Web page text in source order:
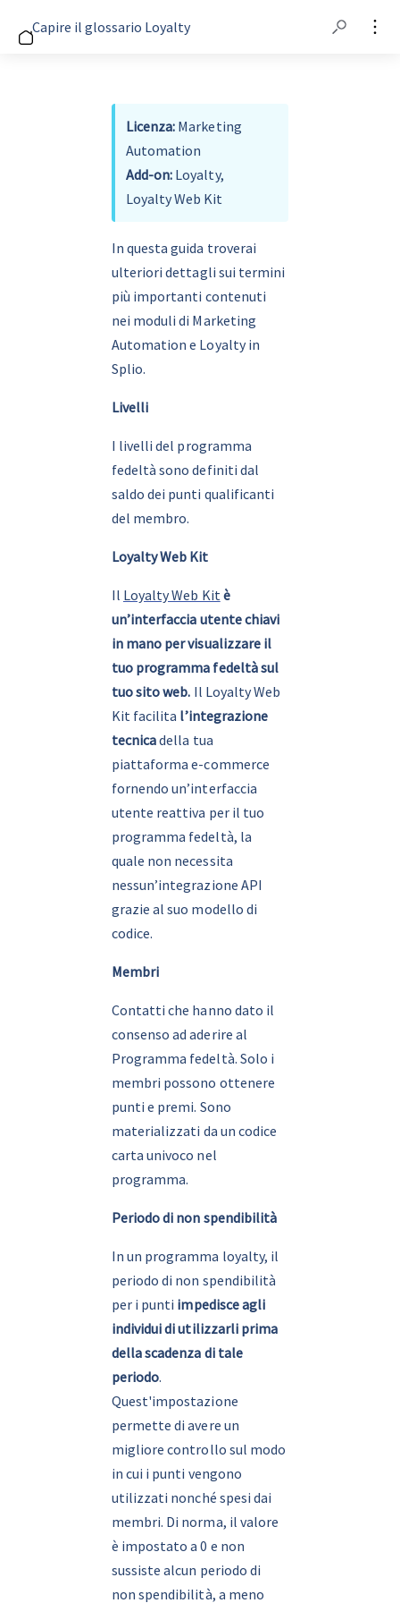
Capire il glossario Loyalty
Licenza: Marketing
Automation
Add-on: Loyalty,
Loyalty Web Kit
In questa guida troverai
ulteriori dettagli sui termini
più importanti contenuti
nei moduli di Marketing
Automation e Loyalty in
Splio.
Livelli
I livelli del programma
fedeltà sono definiti dal
saldo dei punti qualificanti
del membro.
Loyalty Web Kit
Il Loyalty Web Kitè
un’interfaccia utente chiavi
in mano per visualizzare il
tuo programma fedeltà sul
tuo sito web. Il Loyalty Web
Kit facilita l’integrazione
tecnica della tua
piattaforma e-commerce
fornendo un’interfaccia
utente reattiva per il tuo
programma fedeltà, la
quale non necessita
nessun’integrazione API
grazie al suo modello di
codice.
Membri
Contatti che hanno dato il
consenso ad aderire al
Programma fedeltà. Solo i
membri possono ottenere
punti e premi. Sono
materializzati da un codice
carta univoco nel
programma.
Periodo di non spendibilità
In un programma loyalty, il
periodo di non spendibilità
per i punti impedisce agli
individui di utilizzarli prima
della scadenza di tale
periodo.
Quest'impostazione
permette di avere un
migliore controllo sul modo
in cui i punti vengono
utilizzati nonché spesi dai
membri. Di norma, il valore
è impostato a 0 e non
sussiste alcun periodo di
non spendibilità, a meno